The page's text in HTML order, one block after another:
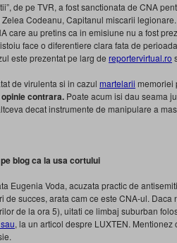
de pe TVR, a fost sanctionata de CNA
Codeanu, Capitanul miscarii
care au pretins ca in emisiune nu a fost
face o diferentiere clara fata de
este prezentat pe larg de reportervirtual.ro
de virulenta si in cazul martelarii memoriei
contrara. Poate acum isi dau seama
decat instrumente de manipulare a
blog ca la usa cortului
Eugenia Voda, acuzata practic de
de succes, arata cam ce este CNA-ul. Daca
de la ora 5), uitati ce limbaj suburban
, la un articol despre LUXTEN.